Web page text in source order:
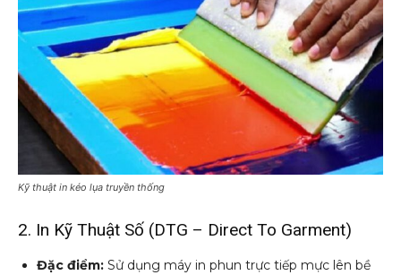
Kỹ thuật in kéo lụa truyền thống
2. In Kỹ Thuật Số (DTG – Direct To Garment)
Đặc điểm: Sử dụng máy in phun trực tiếp mực lên bề